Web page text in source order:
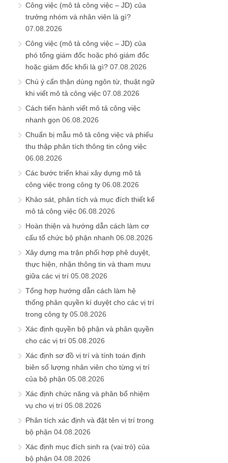
Công việc (mô tả công việc – JD) của
trưởng nhóm và nhân viên là gì?
07.08.2026
Công việc (mô tả công việc – JD) của
phó tổng giám đốc hoặc phó giám đốc
hoặc giám đốc khối là gì? 07.08.2026
Chú ý cẩn thận dùng ngôn từ, thuật ngữ
khi viết mô tả công việc 07.08.2026
Cách tiến hành viết mô tả công việc
nhanh gọn 06.08.2026
Chuẩn bị mẫu mô tả công việc và phiếu
thu thập phân tích thông tin công việc
06.08.2026
Các bước triển khai xây dựng mô tả
công việc trong công ty 06.08.2026
Khảo sát, phân tích và mục đích thiết kế
mô tả công việc 06.08.2026
Hoàn thiện và hướng dẫn cách làm cơ
cấu tổ chức bộ phận nhanh 06.08.2026
Xây dựng ma trận phối hợp phê duyệt,
thực hiện, nhận thông tin và tham mưu
giữa các vị trí 05.08.2026
Tổng hợp hướng dẫn cách làm hệ
thống phân quyền kí duyệt cho các vị trí
trong công ty 05.08.2026
Xác định quyền bộ phận và phân quyền
cho các vị trí 05.08.2026
Xác định sơ đồ vị trí và tính toán định
biên số lượng nhân viên cho từng vị trí
của bộ phận 05.08.2026
Xác định chức năng và phân bổ nhiệm
vụ cho vị trí 05.08.2026
Phân tích xác định và đặt tên vị trí trong
bộ phận 04.08.2026
Xác định mục đích sinh ra (vai trò) của
bộ phận 04.08.2026